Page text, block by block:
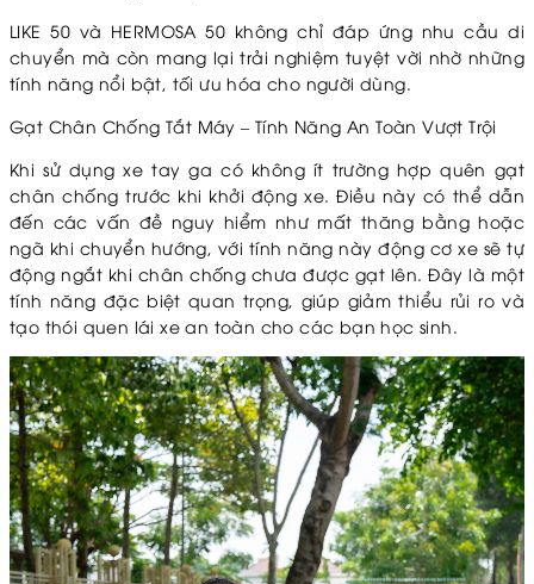
LIKE 50 và HERMOSA 50 không chỉ đáp ứng nhu cầu di
chuyển mà còn mang lại trải nghiệm tuyệt vời nhờ những
tính năng nổi bật, tối ưu hóa cho người dùng.
Gạt Chân Chống Tắt Máy – Tính Năng An Toàn Vượt Trội
Khi sử dụng xe tay ga có không ít trường hợp quên gạt
chân chống trước khi khởi động xe. Điều này có thể dẫn
đến các vấn đề nguy hiểm như mất thăng bằng hoặc
ngã khi chuyển hướng, với tính năng này động cơ xe sẽ tự
động ngắt khi chân chống chưa được gạt lên. Đây là một
tính năng đặc biệt quan trọng, giúp giảm thiểu rủi ro và
tạo thói quen lái xe an toàn cho các bạn học sinh.